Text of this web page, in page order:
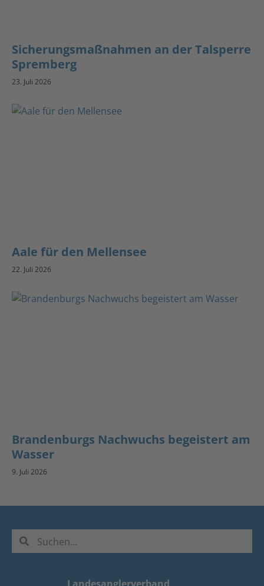
Sicherungsmaßnahmen an der Talsperre
Spremberg
23. Juli 2026
Aale für den Mellensee
22. Juli 2026
Brandenburgs Nachwuchs begeistert am
Wasser
9. Juli 2026